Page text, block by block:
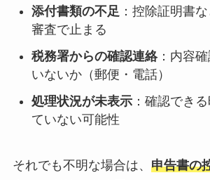
添付書類の不足：控除証明書
審査で止まる
税務署からの確認連絡：内容
いないか（郵便・電話）
処理状況が未表示：確認でき
ていない可能性
それでも不明な場合は、 申告書の